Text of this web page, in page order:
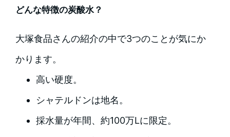
どんな特徴の炭酸水？
大塚食品さんの紹介の中で3つのことが気にか
かります。
高い硬度。
シャテルドンは地名。
採水量が年間、約100万Lに限定。